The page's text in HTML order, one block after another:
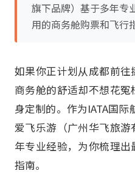
旗下品牌）基于多年专
用的商务舱购票和飞行
如果你正计划从成都前
商务舱的舒适却不想花
身定制的。作为IATA国际
爱飞乐游（广州华飞旅
年专业经验，为你梳理
指南。